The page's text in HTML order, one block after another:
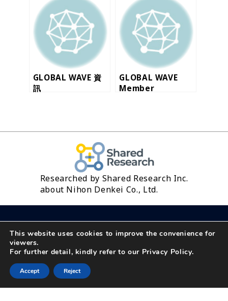
GLOBAL WAVE 資
訊
GLOBAL WAVE
Member
Researched by Shared Research Inc.
about Nihon Denkei Co., Ltd.
This website uses cookies to improve the convenience for
viewers.
For further detail, kindly refer to our Privacy Policy.
Accept Reject